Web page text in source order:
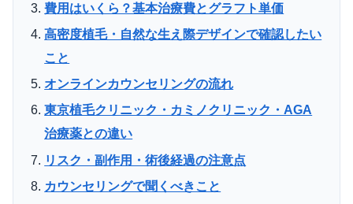
費用はいくら？基本治療費とグラフト単価
高密度植毛・自然な生え際デザインで確認したい
こと
オンラインカウンセリングの流れ
東京植毛クリニック・カミノクリニック・AGA
治療薬との違い
リスク・副作用・術後経過の注意点
カウンセリングで聞くべきこと